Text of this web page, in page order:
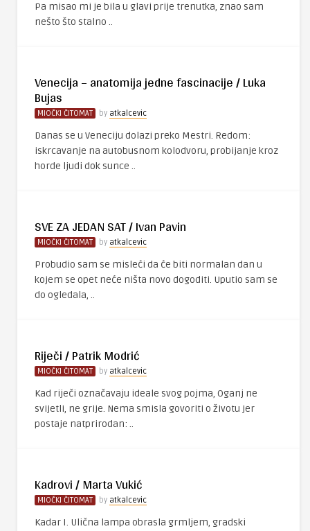
Pa misao mi je bila u glavi prije trenutka, znao sam
nešto što stalno ..
Venecija – anatomija jedne fascinacije / Luka
Bujas
MIOČKI ČITOMAT by atkalcevic
Danas se u Veneciju dolazi preko Mestri. Redom:
iskrcavanje na autobusnom kolodvoru, probijanje kroz
horde ljudi dok sunce ..
SVE ZA JEDAN SAT / Ivan Pavin
MIOČKI ČITOMAT by atkalcevic
Probudio sam se misleći da će biti normalan dan u
kojem se opet neće ništa novo dogoditi. Uputio sam se
do ogledala, ..
Riječi / Patrik Modrić
MIOČKI ČITOMAT by atkalcevic
Kad riječi označavaju ideale svog pojma, Oganj ne
svijetli, ne grije. Nema smisla govoriti o životu jer
postaje natprirodan: ..
Kadrovi / Marta Vukić
MIOČKI ČITOMAT by atkalcevic
Kadar I. Ulična lampa obrasla grmljem, gradski